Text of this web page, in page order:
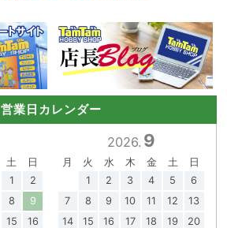
営業日カレンダー
土
日
1
2
8
9
15
16
2026. 9
月 火 水 木 金 土
日
1
2 3 4 5
6
7
8 9 10 11 12
13
14
15 16 17 18 19
20